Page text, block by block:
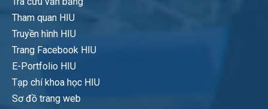
Tham quan HIU
Truyền hình HIU
Trang Facebook HIU
E-Portfolio HIU
Tạp chí khoa học HIU
Sơ đồ trang web